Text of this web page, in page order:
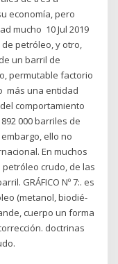
economía, pero
mucho 10 Jul 2019
petróleo, y otro,
un barril de
permutable factorio
más una entidad
comportamiento
000 barriles de
ello no
En muchos
crudo, de las
GRÁFICO Nº 7:. es
(metanol, biodié-
cuerpo un forma
doctrinas